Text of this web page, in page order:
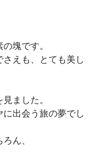
塊です。
えも、とても美し
ました。
出会う旅の夢でし
ん、